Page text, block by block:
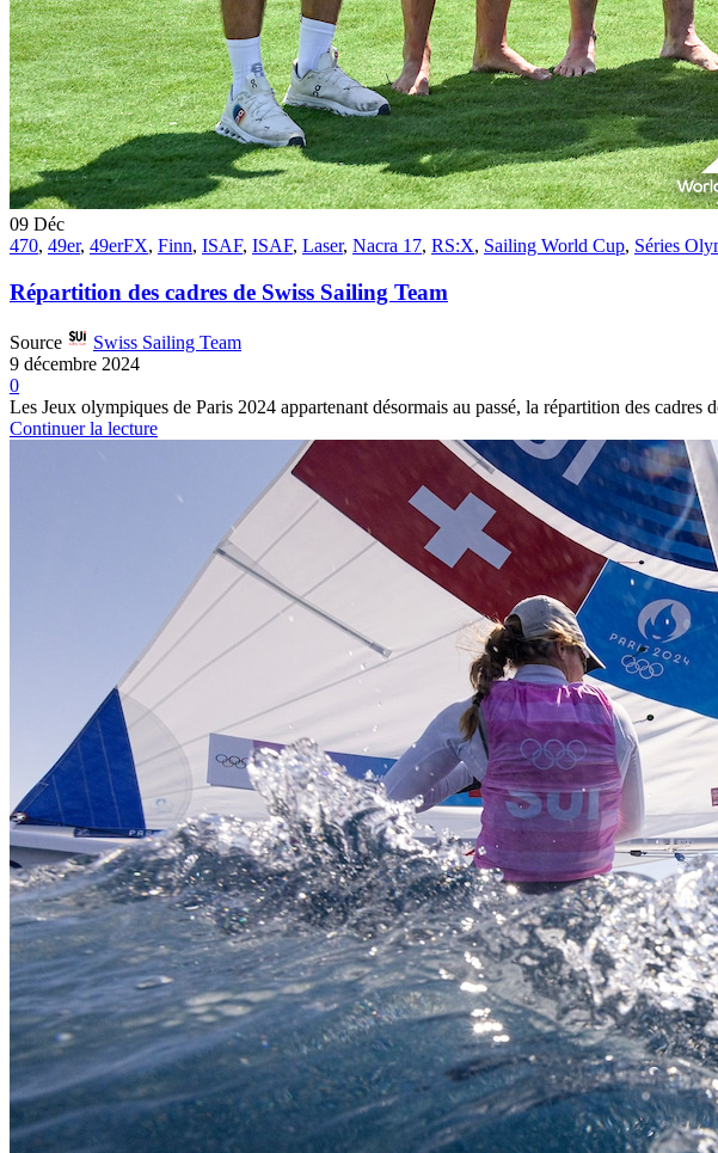
13
13
0
09 Déc
470, 49er, 49erFX, Finn, ISAF, ISAF, Laser, Nacra 17, RS:X, Sailing World Cup, Séries
Répartition des cadres de Swiss Sailing Team
Source
Swiss Sailing Team
9 décembre 2024
0
Les Jeux olympiques de Paris 2024 appartenant désormais au passé, la répartition des cadres
Continuer la lecture